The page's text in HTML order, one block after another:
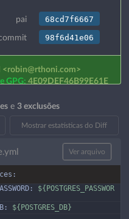
pai 68cd7f6667
98f6d41e06
<robin@rthoni.com>
GPG: 4E09DEF46B99E61E
e 3 exclusões
Mostrar estatísticas do Diff
Ver arquivo
${POSTGRES_PASSWOR
${POSTGRES_DB}